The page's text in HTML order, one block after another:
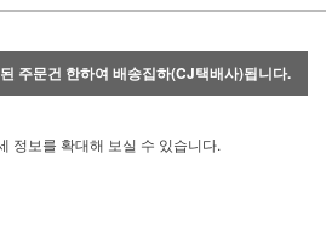
주문건 한하여 배송집하(CJ택배사)됩니다.
정보를 확대해 보실 수 있습니다.